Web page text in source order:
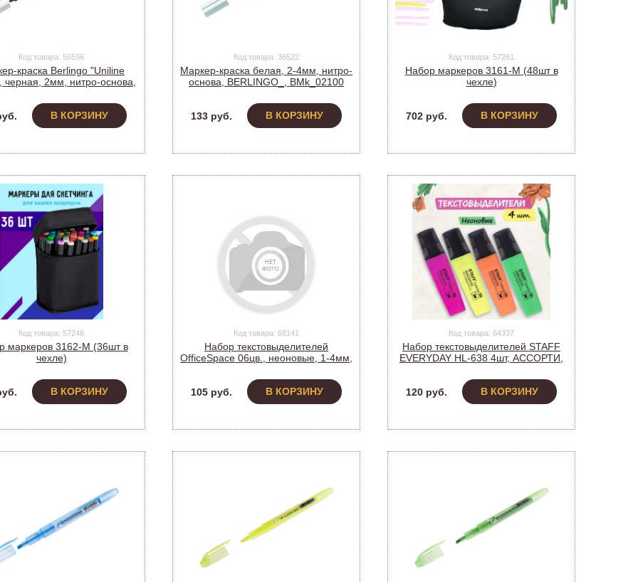
Код товара: 56596
краска Berlingo "Uniline
черная, 2мм, нитро-основа,
В КОРЗИНУ
Код товара: 36522
Маркер-краска белая, 2-4мм, нитро-
основа, BERLINGO_, BMk_02100
133 руб.
В КОРЗИНУ
Код товара: 57261
Набор маркеров 3161-M (48шт в
чехле)
702 руб. В КОРЗИНУ
Код товара: 57246
маркеров 3162-M (36шт в
чехле)
В КОРЗИНУ
Код товара: 68141
Набор текстовыделителей
OfficeSpace 06цв., неоновые, 1-4мм,
(384209)
105 руб.
В КОРЗИНУ
Код товара: 64337
Набор текстовыделителей STAFF
EVERYDAY HL-638 4шт, АССОРТИ,
120 руб.
В КОРЗИНУ